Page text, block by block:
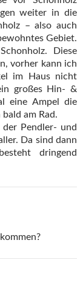
weiter in die
– also auch
Gebiet.
Diese
vorher kann ich
im Haus nicht
großes Hin- &
eine Ampel die
am Rad.
Pendler- und
Da sind dann
dringend